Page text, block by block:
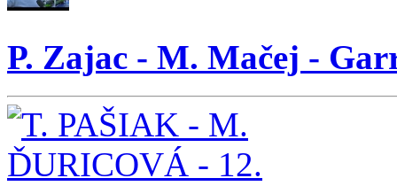
P. Zajac - M. Mačej -